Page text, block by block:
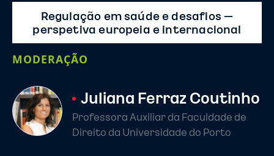
Regulação em saúde e desafios –
perspetiva europeia e internacional
MODERAÇÃO
Juliana Ferraz Coutinho
Professora Auxiliar da Faculdade de
Direito da Universidade do Porto